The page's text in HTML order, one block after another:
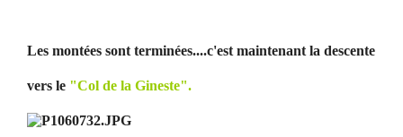
Les montées sont terminées....c'est maintenant la descente
vers le "Col de la Gineste".